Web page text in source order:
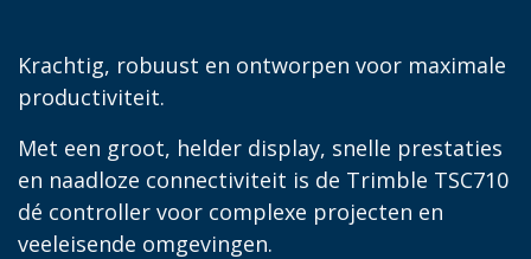
Krachtig, robuust en ontworpen voor maximale
productiviteit.
Met een groot, helder display, snelle prestaties
en naadloze connectiviteit is de Trimble TSC710
dé controller voor complexe projecten en
veeleisende omgevingen.